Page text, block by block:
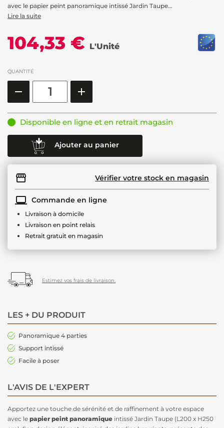
avec le papier peint panoramique intissé Jardin Taupe...
Lire la suite
104,33 € L'Unité
QUANTITÉ
Disponible en ligne et en retrait magasin
Ajouter au panier
Vérifier votre stock en magasin
Commande en ligne
Livraison à domicile
Livraison en point relais
Retrait gratuit en magasin
Estimez vos frais de livraison.
LES + DU PRODUIT
Panoramique 4 parties
Support intissé
Facile à poser
L'AVIS DE L'EXPERT
Apportez une touche de sérénité et de raffinement à votre espace
avec le papier peint panoramique intissé Jardin Taupe (L200 x H250